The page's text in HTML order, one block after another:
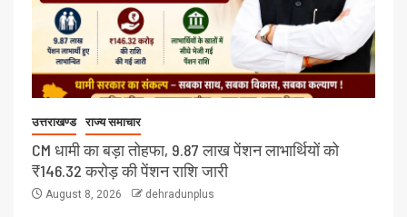
उत्तराखण्ड राज्य समाचार
CM धामी का बड़ा तोहफा, 9.87 लाख पेंशन लाभार्थियों को
₹146.32 करोड़ की पेंशन राशि जारी
August 8, 2026 dehradunplus